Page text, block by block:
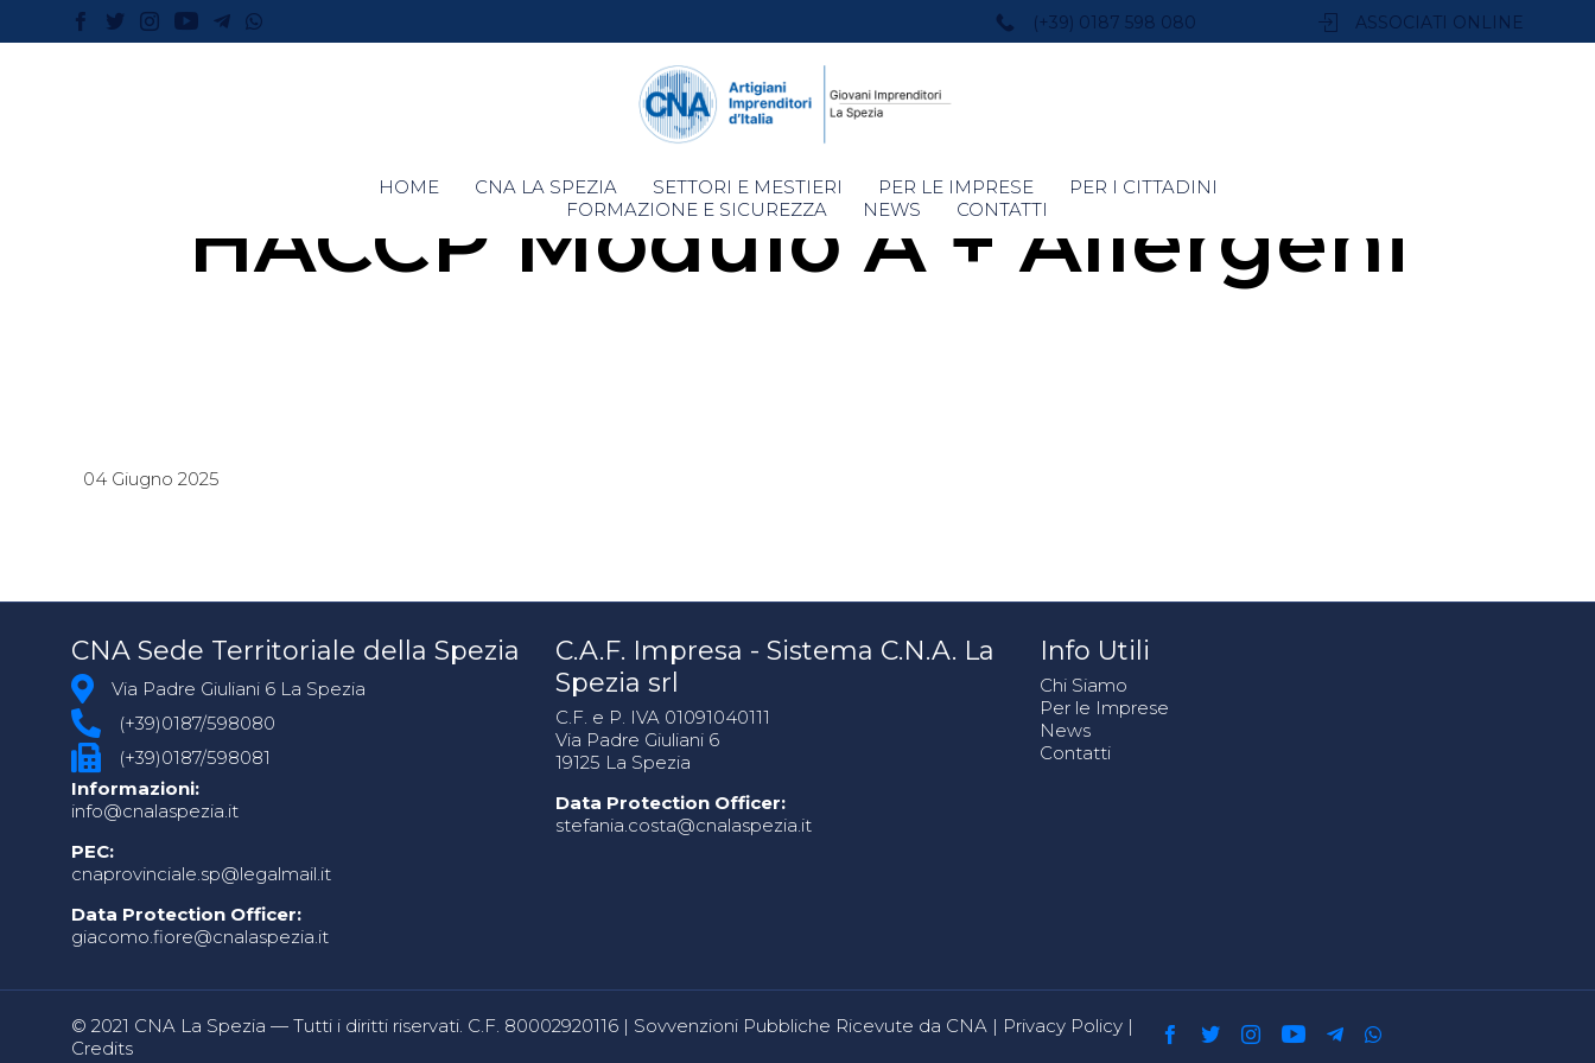
(+39) 0187 598 080 ASSOCIATI ONLINE
Skip
to
HOME CNA LA SPEZIA SETTORI E MESTIERI PER LE IMPRESE
PER I CITTADINI
FORMAZIONE E SICUREZZA
NEWS CONTATTI
HACCP Modulo A + Allergeni
04 Giugno 2025
CNA Sede Territoriale della Spezia
Via Padre Giuliani 6 La Spezia
(+39)0187/598080
(+39)0187/598081
Informazioni:
info@cnalaspezia.it
PEC:
cnaprovinciale.sp@legalmail.it
Data Protection Officer:
giacomo.fiore@cnalaspezia.it
C.A.F. Impresa - Sistema C.N.A. La
Spezia srl
C.F. e P. IVA 01091040111
Via Padre Giuliani 6
19125 La Spezia
Data Protection Officer:
stefania.costa@cnalaspezia.it
Info Utili
Chi Siamo
Per le Imprese
News
Contatti
© 2021 CNA La Spezia — Tutti i diritti riservati. C.F. 80002920116 | Sovvenzioni Pubbliche Ricevute da CNA | Privacy Policy |
Credits